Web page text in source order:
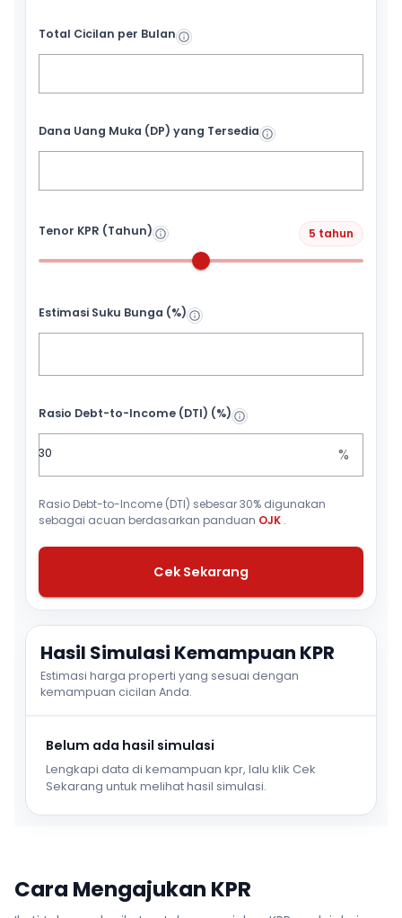
Total Cicilan per Bulan
Dana Uang Muka (DP) yang Tersedia
Tenor KPR (Tahun) 5 tahun
Estimasi Suku Bunga (%)
Rasio Debt-to-Income (DTI) (%)
%
Rasio Debt-to-Income (DTI) sebesar 30% digunakan
sebagai acuan berdasarkan panduan OJK .
Cek Sekarang
Hasil Simulasi Kemampuan KPR
Estimasi harga properti yang sesuai dengan
kemampuan cicilan Anda.
Belum ada hasil simulasi
Lengkapi data di kemampuan kpr, lalu klik Cek
Sekarang untuk melihat hasil simulasi.
Cara Mengajukan KPR